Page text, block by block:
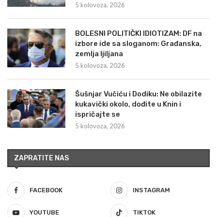
5 kolovoza, 2026
BOLESNI POLITIČKI IDIOTIZAM: DF na
izbore ide sa sloganom: Građanska,
zemlja ljiljana
5 kolovoza, 2026
Šušnjar Vučiću i Dodiku: Ne obilazite
kukavički okolo, dođite u Knin i
ispričajte se
5 kolovoza, 2026
ZAPRATITE NAS
FACEBOOK INSTAGRAM
YOUTUBE TIKTOK